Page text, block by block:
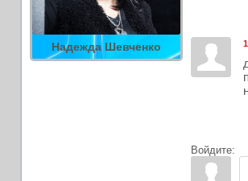
Надежда Шевченко 1
Войдите: